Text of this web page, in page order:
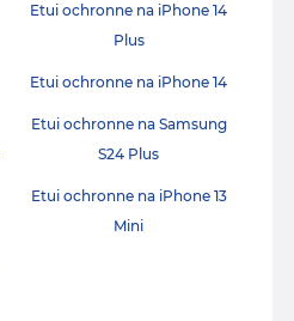
Etui ochronne na iPhone 14
Plus
Etui ochronne na iPhone 14
Etui ochronne na Samsung
S24 Plus
Etui ochronne na iPhone 13
Mini